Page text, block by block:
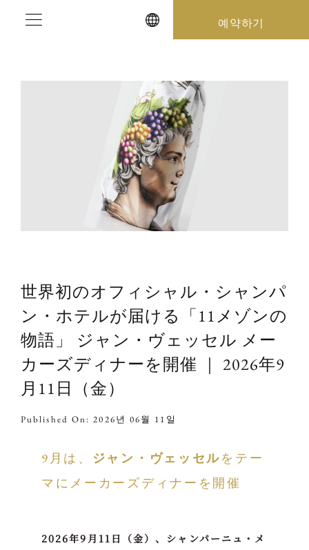
예약하기
世界初のオフィシャル・シャンパ
ン・ホテルが届ける「11メゾンの
物語」 ジャン・ヴェッセル メー
カーズディナーを開催 ｜ 2026年9
月11日（金）
Published On: 2026년 06월 11일
9月は、 ジャン・ヴェッセルをテー
マにメーカーズディナーを開催
2026年9月11日（金）、シャンパーニュ・メ